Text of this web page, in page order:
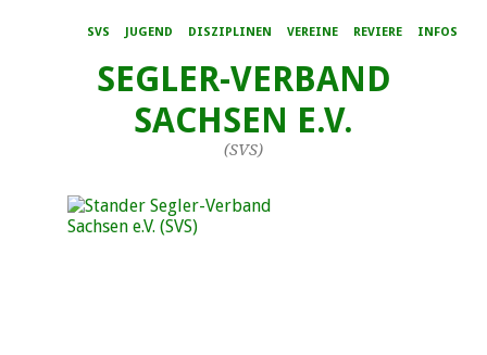
SVS JUGEND DISZIPLINEN VEREINE REVIERE INFOS
SEGLER-VERBAND
SACHSEN E.V.
(SVS)